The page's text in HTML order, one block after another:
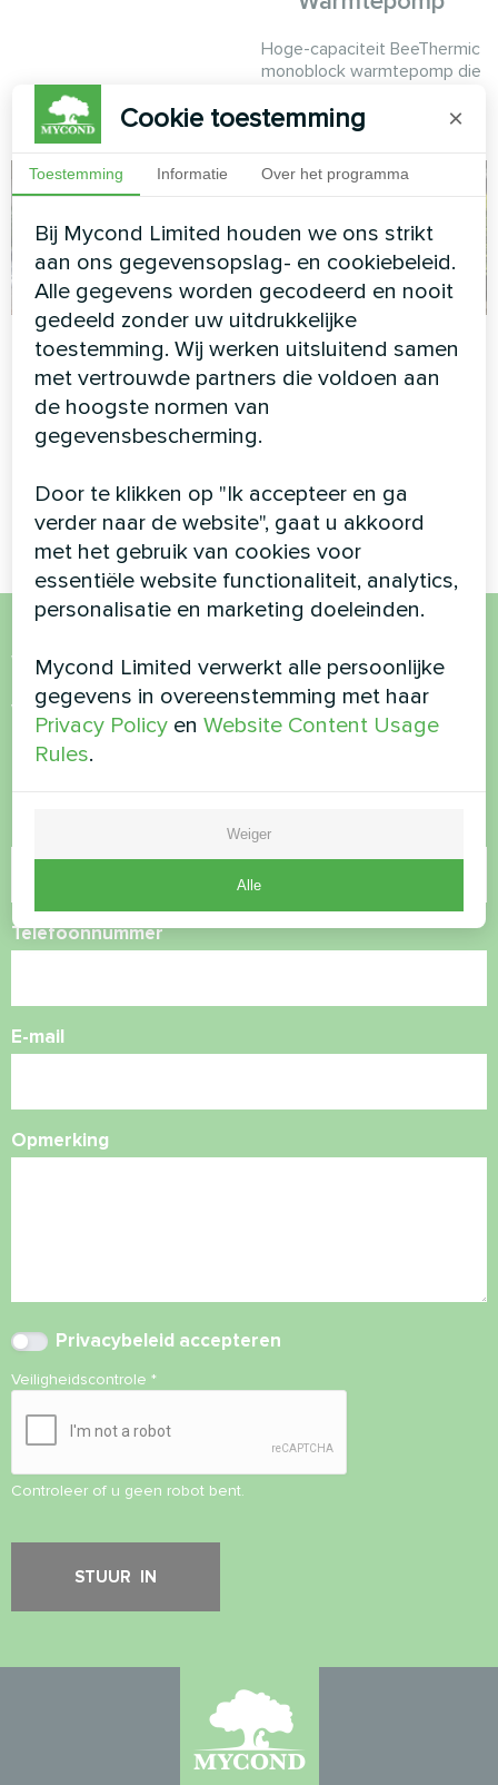
Hoge-capaciteit BeeThermic
monoblock warmtepomp die
biedt voor een luxe woonhuis
Administratief
gebouw
Modulaire warmtepomp serie
MCU
Residentie met
Mycond
MyCond Warmtepomp
BeeEco-serie
Wil je kopen of heb je
vragen?
Neem contact met ons op en we helpen je
Telefoonnummer
E-mail
Opmerking
Privacybeleid accepteren
Veiligheidscontrole *
Controleer of u geen robot bent.
Cookie toestemming ×
Toestemming Informatie Over het programma
Bij Mycond Limited houden we ons strikt
aan ons gegevensopslag- en cookiebeleid.
Alle gegevens worden gecodeerd en nooit
gedeeld zonder uw uitdrukkelijke
toestemming. Wij werken uitsluitend samen
met vertrouwde partners die voldoen aan
de hoogste normen van
gegevensbescherming.
Door te klikken op "Ik accepteer en ga
verder naar de website", gaat u akkoord
met het gebruik van cookies voor
essentiële website functionaliteit, analytics,
personalisatie en marketing doeleinden.
Mycond Limited verwerkt alle persoonlijke
gegevens in overeenstemming met haar
Privacy Policy enWebsite Content Usage
Rules.
Weiger
Alle